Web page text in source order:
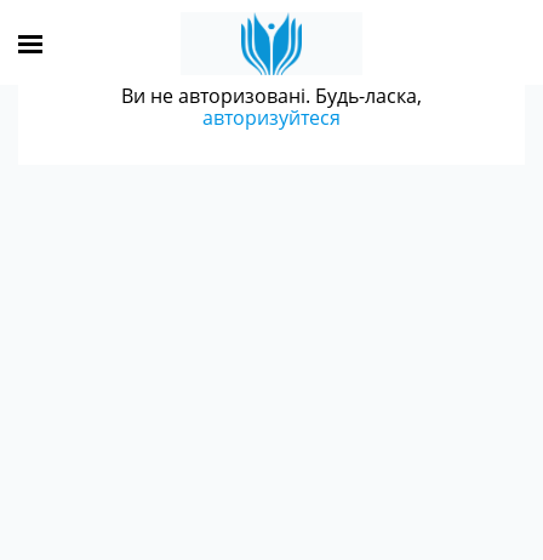
Ви не авторизовані. Будь-ласка,
авторизуйтеся